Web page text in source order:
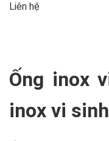
Liên hệ
Ống inox
inox vi